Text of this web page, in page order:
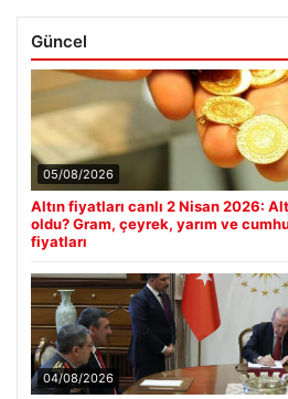
Güncel
05/08/2026
Altın fiyatları canlı 2 Nisan 2026:
oldu? Gram, çeyrek, yarım ve
fiyatları
04/08/2026